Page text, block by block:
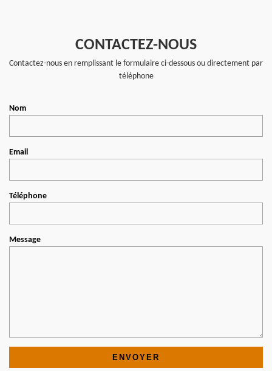
CONTACTEZ-NOUS
Contactez-nous en remplissant le formulaire ci-dessous ou directement par
téléphone
Nom
Email
Téléphone
Message